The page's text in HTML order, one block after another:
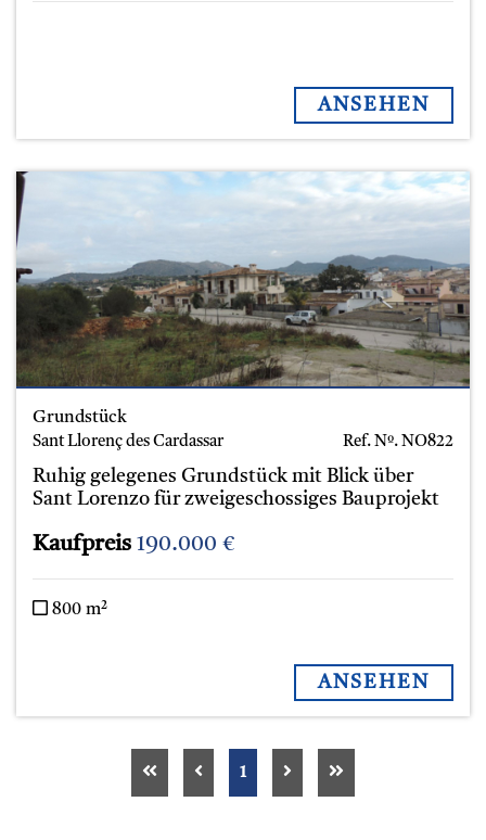
ANSEHEN
Grundstück
Sant Llorenç des Cardassar Ref. Nº. NO822
Ruhig gelegenes Grundstück mit Blick über
Sant Lorenzo für zweigeschossiges Bauprojekt
Kaufpreis 190.000 €
800 m²
ANSEHEN
1